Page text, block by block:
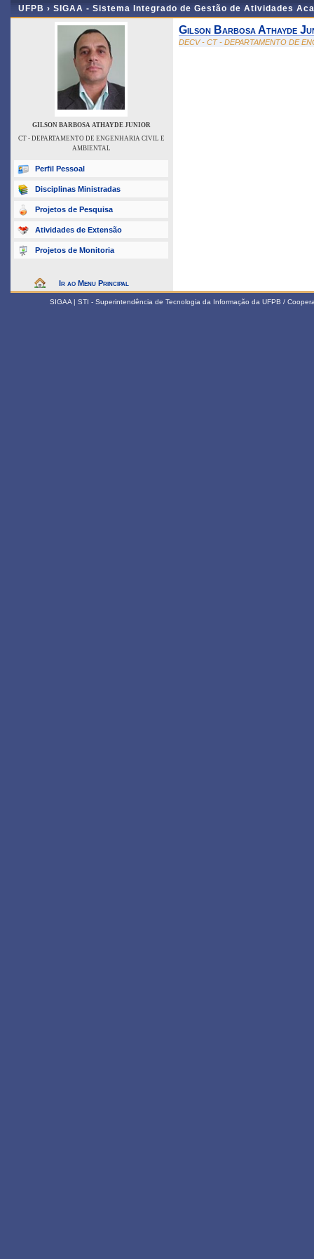
UFPB › SIGAA - Sistema Integrado de Gestão de Atividades
GILSON BARBOSA ATHAYDE JUNIOR
CT - DEPARTAMENTO DE ENGENHARIA CIVIL E
AMBIENTAL
Perfil Pessoal
Disciplinas Ministradas
Projetos de Pesquisa
Atividades de Extensão
Projetos de Monitoria
Ir ao Menu Principal
Gilson Barbosa Athayde
DECV - CT - DEPARTAMENTO DE
SIGAA | STI - Superintendência de Tecnologia da Informação da UFPB /